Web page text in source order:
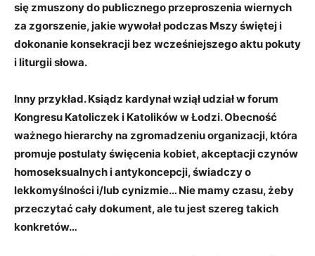
się zmuszony do publicznego przeproszenia wiernych
za zgorszenie, jakie wywołał podczas Mszy świętej i
dokonanie konsekracji bez wcześniejszego aktu pokuty
i liturgii słowa.
Inny przykład. Ksiądz kardynał wziął udział w forum
Kongresu Katoliczek i Katolików w Łodzi. Obecność
ważnego hierarchy na zgromadzeniu organizacji, która
promuje postulaty święcenia kobiet, akceptacji czynów
homoseksualnych i antykoncepcji, świadczy o
lekkomyślności i/lub cynizmie… Nie mamy czasu, żeby
przeczytać cały dokument, ale tu jest szereg takich
konkretów…